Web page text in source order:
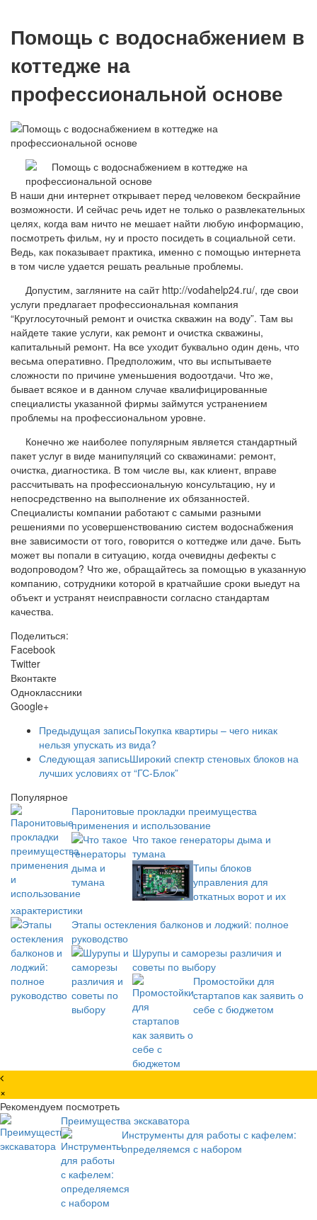
Помощь с водоснабжением в
коттедже на
профессиональной основе
В наши дни интернет открывает перед человеком бескрайние
возможности. И сейчас речь идет не только о развлекательных
целях, когда вам ничто не мешает найти любую информацию,
посмотреть фильм, ну и просто посидеть в социальной сети.
Ведь, как показывает практика, именно с помощью интернета
в том числе удается решать реальные проблемы.
Допустим, загляните на сайт http://vodahelp24.ru/, где свои
услуги предлагает профессиональная компания
“Круглосуточный ремонт и очистка скважин на воду”. Там вы
найдете такие услуги, как ремонт и очистка скважины,
капитальный ремонт. На все уходит буквально один день, что
весьма оперативно. Предположим, что вы испытываете
сложности по причине уменьшения водоотдачи. Что же,
бывает всякое и в данном случае квалифицированные
специалисты указанной фирмы займутся устранением
проблемы на профессиональном уровне.
Конечно же наиболее популярным является стандартный
пакет услуг в виде манипуляций со скважинами: ремонт,
очистка, диагностика. В том числе вы, как клиент, вправе
рассчитывать на профессиональную консультацию, ну и
непосредственно на выполнение их обязанностей.
Специалисты компании работают с самыми разными
решениями по усовершенствованию систем водоснабжения
вне зависимости от того, говорится о коттедже или даче. Быть
может вы попали в ситуацию, когда очевидны дефекты с
водопроводом? Что же, обращайтесь за помощью в указанную
компанию, сотрудники которой в кратчайшие сроки выедут на
объект и устранят неисправности согласно стандартам
качества.
Поделиться:
Facebook
Twitter
Вконтакте
Одноклассники
Google+
Предыдущая записьПокупка квартиры – чего никак
нельзя упускать из вида?
Следующая записьШирокий спектр стеновых блоков на
лучших условиях от “ГС-Блок”
Популярное
Паронитовые прокладки преимущества
применения и использование
Что такое генераторы дыма и
тумана
Типы блоков
управления для
откатных ворот и их
характеристики
Этапы остекления балконов и лоджий: полное
руководство
Шурупы и саморезы различия и
советы по выбору
Промостойки для
стартапов как заявить о
себе с бюджетом
×
Рекомендуем посмотреть
Преимущества экскаватора
Инструменты для работы с кафелем:
определяемся с набором